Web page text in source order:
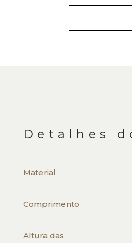
Detalhes
Material
Comprimento
Altura das